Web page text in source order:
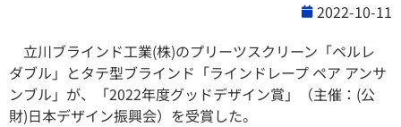
2022-10-11
立川ブラインド工業(株)のプリーツスクリーン「ペルレ
ダブル」とタテ型ブラインド「ラインドレープ ペア アンサ
ンブル」が、「2022年度グッドデザイン賞」（主催：(公
財)日本デザイン振興会）を受賞した。